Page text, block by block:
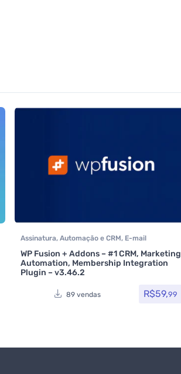
Assinatura, Automação e CRM, E-mail
Marketing e SMTP Formulários , Integração ,
Plugins, Social Media Plugins, Todos os itens
Woocommerce
WP Fusion + Addons – #1 CRM, Marketing
Automation, Membership Integration
Plugin – v3.46.2
89 vendas R$59,99